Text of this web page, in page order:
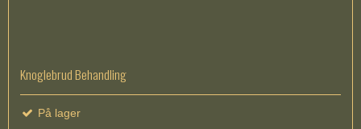
Knoglebrud Behandling
På lager